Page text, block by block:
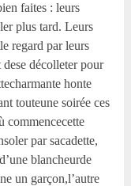
faites : leurs
plus tard. Leurs
regard par leurs
décolleter pour
honte
touteune soirée ces
commencecette
par sacadette,
blancheurde
un garçon,l’autre